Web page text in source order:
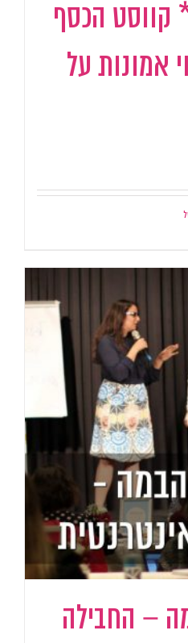
קווסט הכסף
אמונות על
– החבילה